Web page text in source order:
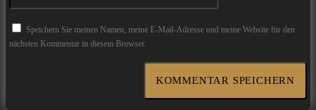
Speichern Sie meinen Namen, meine E-Mail-Adresse und meine Website für den
nächsten Kommentar in diesem Browser.